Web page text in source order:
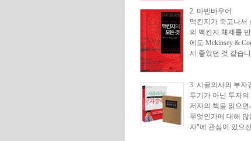
2. 마빈바우어
맥킨지가 죽고나서
의 맥킨지 체제를
에도 Mckinsey &
서 좋았던 것 같습
3. 시골의사의 부자
투기가 아닌 투자
저자의 책을 읽으
무엇인가에 대해
자"에 관심이 있으